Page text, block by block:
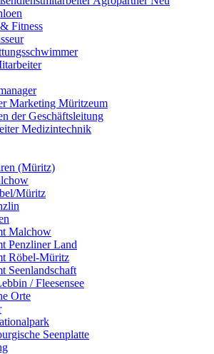
Fitness
Marketing Müritzeum
der Geschäftsleitung
Medizintechnik
(Müritz)
Müritz
Malchow
Penzliner Land
Röbel-Müritz
Seenlandschaft
/ Fleesensee
Orte
Seenplatte